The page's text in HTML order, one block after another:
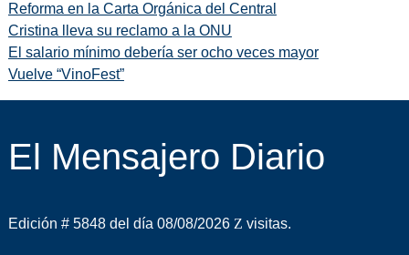
Reforma en la Carta Orgánica del Central
Cristina lleva su reclamo a la ONU
El salario mínimo debería ser ocho veces mayor
Vuelve “VinoFest”
El Mensajero Diario
Edición # 5848 del día 08/08/2026 visitas.